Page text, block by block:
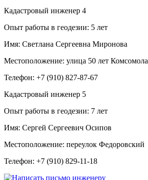
Кадастровый инженер 4
Опыт работы в геодезии: 5 лет
Имя: Светлана Сергеевна Миронова
Местоположение: улица 50 лет Комсомола
Телефон: +7 (910) 827-87-67
Кадастровый инженер 5
Опыт работы в геодезии: 7 лет
Имя: Сергей Сергеевич Осипов
Местоположение: переулок Федоровский
Телефон: +7 (910) 829-11-18